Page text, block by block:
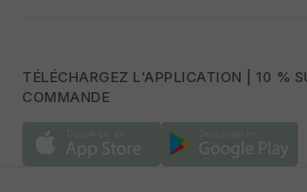
TÉLÉCHARGEZ L'APPLICATION | 10 %
COMMANDE